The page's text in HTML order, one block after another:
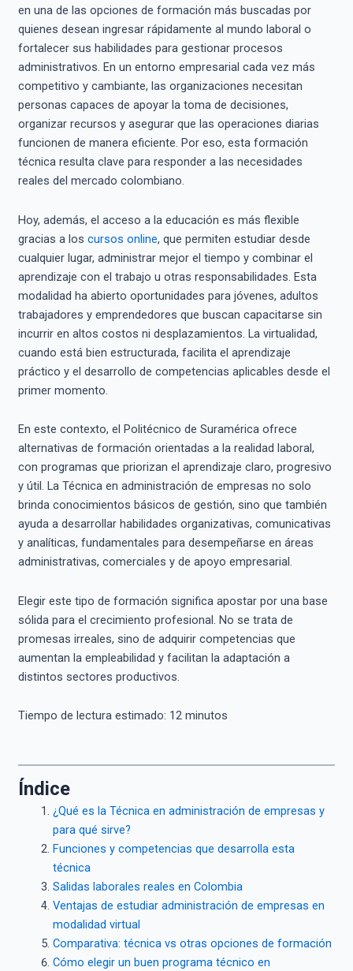
en una de las opciones de formación más buscadas por
quienes desean ingresar rápidamente al mundo laboral o
fortalecer sus habilidades para gestionar procesos
administrativos. En un entorno empresarial cada vez más
competitivo y cambiante, las organizaciones necesitan
personas capaces de apoyar la toma de decisiones,
organizar recursos y asegurar que las operaciones diarias
funcionen de manera eficiente. Por eso, esta formación
técnica resulta clave para responder a las necesidades
reales del mercado colombiano.
Hoy, además, el acceso a la educación es más flexible
gracias a los cursos online, que permiten estudiar desde
cualquier lugar, administrar mejor el tiempo y combinar el
aprendizaje con el trabajo u otras responsabilidades. Esta
modalidad ha abierto oportunidades para jóvenes, adultos
trabajadores y emprendedores que buscan capacitarse sin
incurrir en altos costos ni desplazamientos. La virtualidad,
cuando está bien estructurada, facilita el aprendizaje
práctico y el desarrollo de competencias aplicables desde el
primer momento.
En este contexto, el Politécnico de Suramérica ofrece
alternativas de formación orientadas a la realidad laboral,
con programas que priorizan el aprendizaje claro, progresivo
y útil. La Técnica en administración de empresas no solo
brinda conocimientos básicos de gestión, sino que también
ayuda a desarrollar habilidades organizativas, comunicativas
y analíticas, fundamentales para desempeñarse en áreas
administrativas, comerciales y de apoyo empresarial.
Elegir este tipo de formación significa apostar por una base
sólida para el crecimiento profesional. No se trata de
promesas irreales, sino de adquirir competencias que
aumentan la empleabilidad y facilitan la adaptación a
distintos sectores productivos.
Tiempo de lectura estimado: 12minutos
Índice
¿Qué es la Técnica en administración de empresas y
para qué sirve?
Funciones y competencias que desarrolla esta
técnica
Salidas laborales reales en Colombia
Ventajas de estudiar administración de empresas en
modalidad virtual
Comparativa: técnica vs otras opciones de formación
Cómo elegir un buen programa técnico en